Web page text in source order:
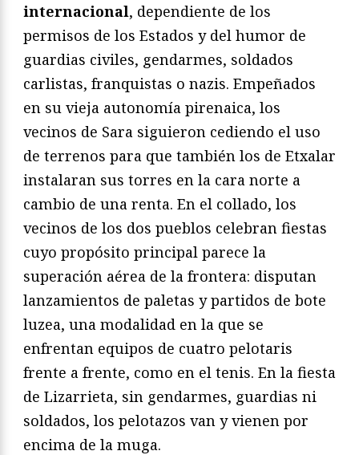
internacional, dependiente de los
permisos de los Estados y del humor de
guardias civiles, gendarmes, soldados
carlistas, franquistas o nazis. Empeñados
en su vieja autonomía pirenaica, los
vecinos de Sara siguieron cediendo el uso
de terrenos para que también los de Etxalar
instalaran sus torres en la cara norte a
cambio de una renta. En el collado, los
vecinos de los dos pueblos celebran fiestas
cuyo propósito principal parece la
superación aérea de la frontera: disputan
lanzamientos de paletas y partidos de bote
luzea, una modalidad en la que se
enfrentan equipos de cuatro pelotaris
frente a frente, como en el tenis. En la fiesta
de Lizarrieta, sin gendarmes, guardias ni
soldados, los pelotazos van y vienen por
encima de la muga.